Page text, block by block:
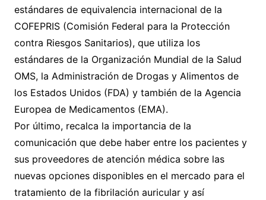
estándares de equivalencia internacional de la
COFEPRIS (Comisión Federal para la Protección
contra Riesgos Sanitarios), que utiliza los
estándares de la Organización Mundial de la Salud
OMS, la Administración de Drogas y Alimentos de
los Estados Unidos (FDA) y también de la Agencia
Europea de Medicamentos (EMA).
Por último, recalca la importancia de la
comunicación que debe haber entre los pacientes y
sus proveedores de atención médica sobre las
nuevas opciones disponibles en el mercado para el
tratamiento de la fibrilación auricular y así